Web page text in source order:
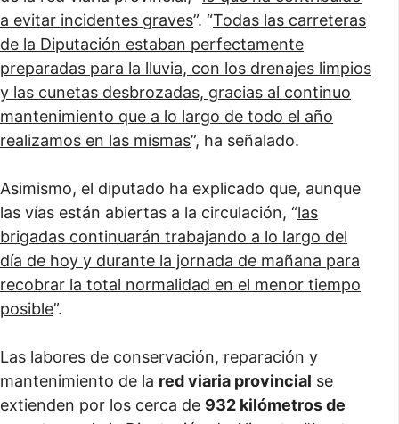
a evitar incidentes graves”. “Todas las carreteras
de la Diputación estaban perfectamente
preparadas para la lluvia, con los drenajes limpios
y las cunetas desbrozadas, gracias al continuo
mantenimiento que a lo largo de todo el año
realizamos en las mismas”, ha señalado.
Asimismo, el diputado ha explicado que, aunque
las vías están abiertas a la circulación, “las
brigadas continuarán trabajando a lo largo del
día de hoy y durante la jornada de mañana para
recobrar la total normalidad en el menor tiempo
posible”.
Las labores de conservación, reparación y
mantenimiento de la red viaria provincial se
extienden por los cerca de 932 kilómetros de